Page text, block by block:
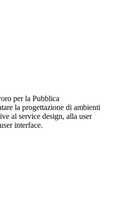
per la Pubblica
la progettazione di ambienti
al service design, alla user
interface.